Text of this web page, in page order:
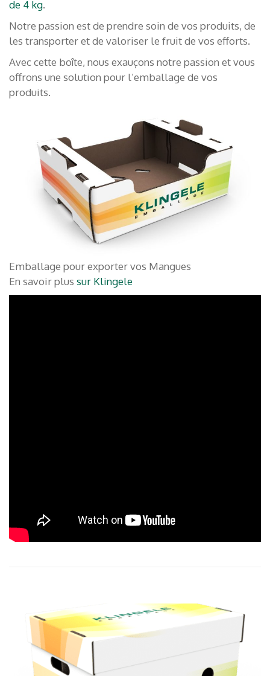
de 4 kg.
Notre passion est de prendre soin de vos produits, de
les transporter et de valoriser le fruit de vos efforts.
Avec cette boîte, nous exauçons notre passion et vous
offrons une solution pour l’emballage de vos
produits.
Emballage pour exporter vos Mangues
En savoir plus sur Klingele